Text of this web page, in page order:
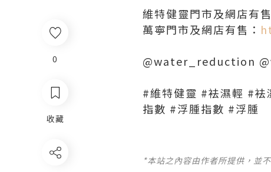
0
收藏
維特健靈門市及網店有售
萬寧門市及網店有售：
@water_reduction
#維特健靈 #袪濕輕 #
指數 #浮腫指數 #浮腫
*本站之內容由作者所提供，並